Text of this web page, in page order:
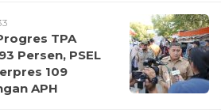
TPA
Persen, PSEL
109
APH